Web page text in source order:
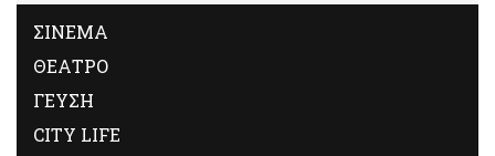
ΣΙΝΕΜΑ
ΘΕΑΤΡΟ
ΓΕΥΣΗ
CITY LIFE